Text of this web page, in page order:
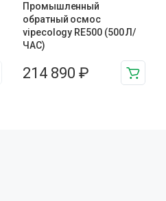
Промышленный
обратный осмос
vipecology RE500 (500 Л/
ЧАС)
214 890 ₽